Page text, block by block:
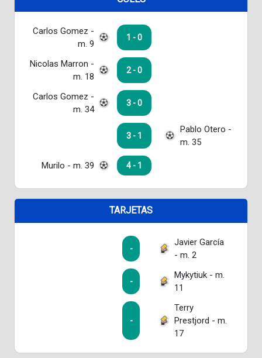
Carlos Gomez -
m. 9
1 - 0
Nicolas Marron -
m. 18
2 - 0
Carlos Gomez -
m. 34
3 - 0
3 - 1
Pablo Otero -
m. 35
Murilo - m. 39 4 - 1
TARJETAS
-
Javier García
- m. 2
-
Mykytiuk - m.
11
-
Terry
Prestjord - m.
17